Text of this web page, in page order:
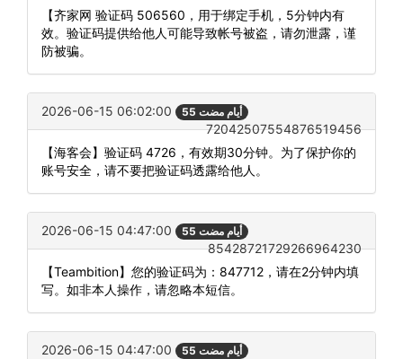
【齐家网 验证码 506560，用于绑定手机，5分钟内有
效。验证码提供给他人可能导致帐号被盗，请勿泄露，谨
防被骗。
2026-06-15 06:02:00 55 أيام مضت
72042507554876519456
【海客会】验证码 4726，有效期30分钟。为了保护你的
账号安全，请不要把验证码透露给他人。
2026-06-15 04:47:00 55 أيام مضت
85428721729266964230
【Teambition】您的验证码为：847712，请在2分钟内填
写。如非本人操作，请忽略本短信。
2026-06-15 04:47:00 55 أيام مضت